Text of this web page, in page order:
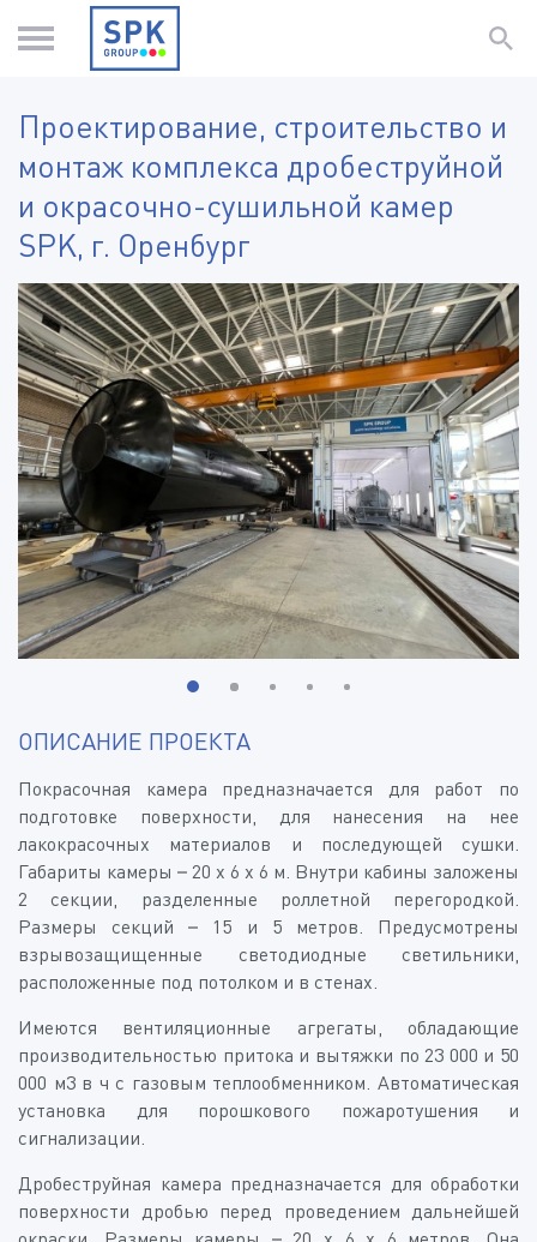
Проектирование, строительство и
монтаж комплекса дробеструйной
и окрасочно-сушильной камер
SPK, г. Оренбург
ОПИСАНИЕ ПРОЕКТА
Покрасочная камера предназначается для работ по
подготовке поверхности, для нанесения на нее
лакокрасочных материалов и последующей сушки.
Габариты камеры – 20 х 6 х 6 м. Внутри кабины заложены
2 секции, разделенные роллетной перегородкой.
Размеры секций – 15 и 5 метров. Предусмотрены
взрывозащищенные светодиодные светильники,
расположенные под потолком и в стенах.
Имеются вентиляционные агрегаты, обладающие
производительностью притока и вытяжки по 23 000 и 50
000 м3 в ч с газовым теплообменником. Автоматическая
установка для порошкового пожаротушения и
сигнализации.
Дробеструйная камера предназначается для обработки
поверхности дробью перед проведением дальнейшей